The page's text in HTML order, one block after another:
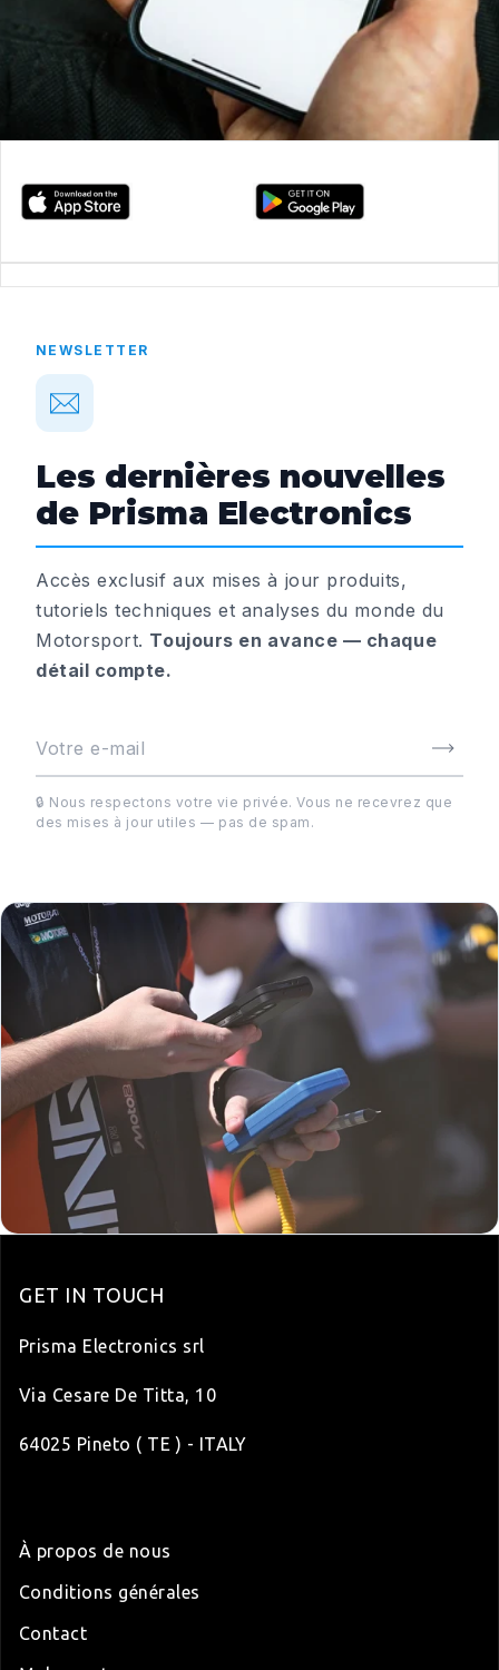
NEWSLETTER
Les dernières nouvelles
de Prisma Electronics
Accès exclusif aux mises à jour produits,
tutoriels techniques et analyses du monde du
Motorsport. Toujours en avance — chaque
détail compte.
🔒 Nous respectons votre vie privée. Vous ne recevrez que
des mises à jour utiles — pas de spam.
GET IN TOUCH
Prisma Electronics srl
Via Cesare De Titta, 10
64025 Pineto ( TE ) - ITALY
À propos de nous
Conditions générales
Contact